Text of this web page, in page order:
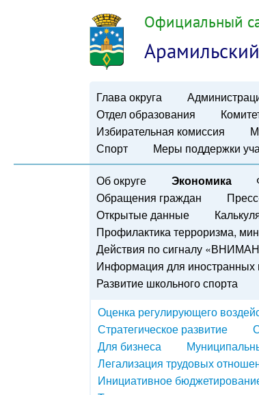
Официальный
Глава округа
Отдел образования
Избирательная комиссия
Спорт
Меры поддержки
Об округе Экономика
Обращения граждан
Открытые данные
Профилактика терроризма,
Действия по сигналу
Информация для иностранных
Развитие школьного спорта
Оценка регулирующего
Стратегическое развитие
Для бизнеса
Легализация трудовых
Инициативное